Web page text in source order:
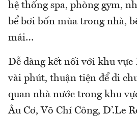
hệ thống spa, phòng gym,
bể bơi bốn mùa trong nhà,
mái…
Dễ dàng kết nối với khu vực
vài phút, thuận tiện để di
quan nhà nước trong khu
Âu Cơ, Võ Chí Công, D’.Le